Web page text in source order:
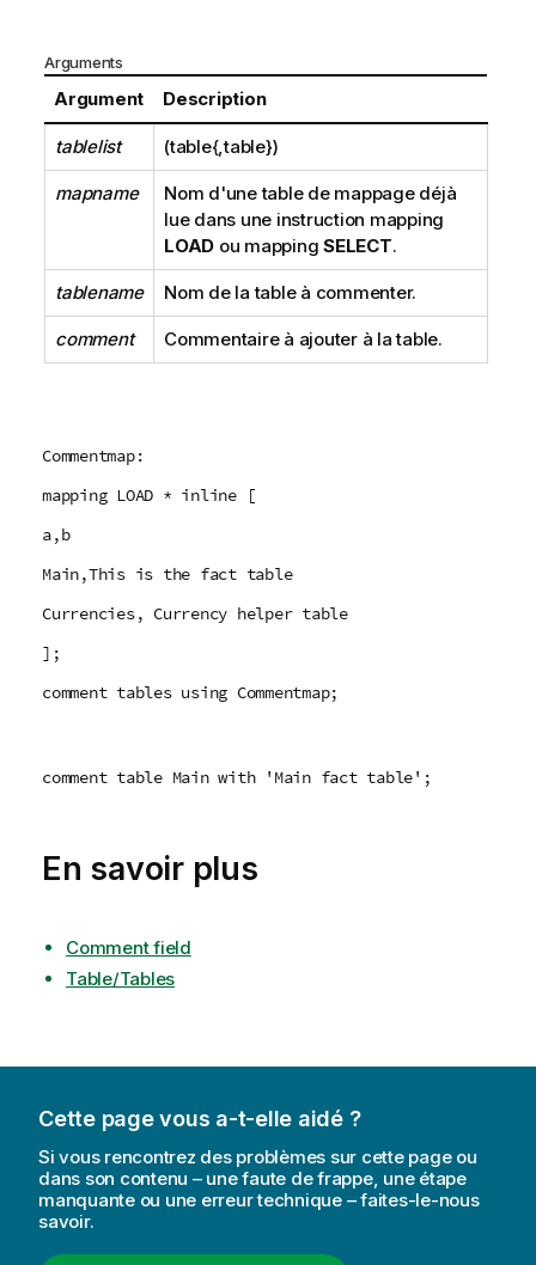
Arguments
Argument Description
tablelist (table{,table})
mapname
Nom d'une table de mappage déjà
lue dans une instruction mapping
LOAD ou mapping SELECT.
tablename Nom de la table à commenter.
comment Commentaire à ajouter à la table.
Commentmap:
mapping LOAD * inline [
a,b
Main,This is the fact table
Currencies, Currency helper table
];
comment tables using Commentmap;
comment table Main with 'Main fact table';
En savoir plus
Comment field
Table/Tables
Cette page vous a-t-elle aidé ?
Si vous rencontrez des problèmes sur cette page ou
dans son contenu – une faute de frappe, une étape
manquante ou une erreur technique – faites-le-nous
savoir.